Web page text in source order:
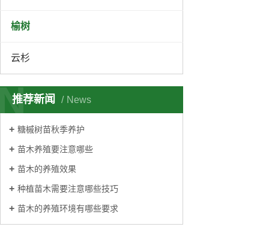
榆树
云杉
推荐新闻 News
糖槭树苗秋季养护
苗木养殖要注意哪些
苗木的养殖效果
种植苗木需要注意哪些技巧
苗木的养殖环境有哪些要求